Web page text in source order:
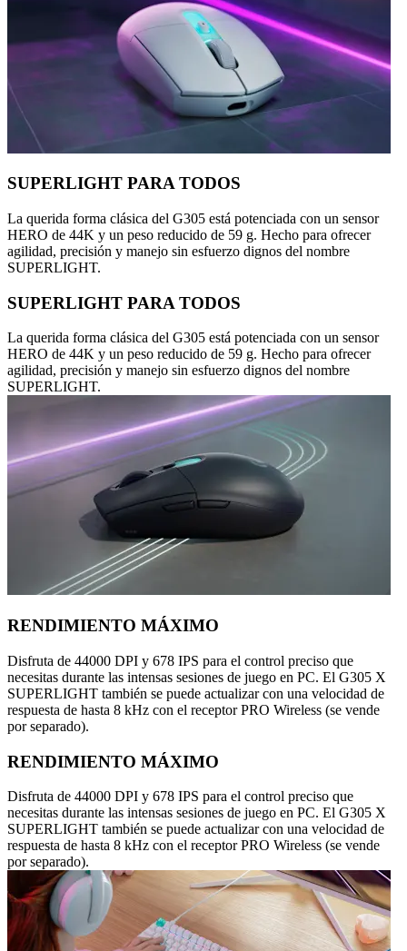
SUPERLIGHT PARA TODOS
La querida forma clásica del G305 está potenciada con un sensor
HERO de 44K y un peso reducido de 59 g. Hecho para ofrecer
agilidad, precisión y manejo sin esfuerzo dignos del nombre
SUPERLIGHT.
SUPERLIGHT PARA TODOS
La querida forma clásica del G305 está potenciada con un sensor
HERO de 44K y un peso reducido de 59 g. Hecho para ofrecer
agilidad, precisión y manejo sin esfuerzo dignos del nombre
SUPERLIGHT.
RENDIMIENTO MÁXIMO
Disfruta de 44000 DPI y 678 IPS para el control preciso que
necesitas durante las intensas sesiones de juego en PC. El G305 X
SUPERLIGHT también se puede actualizar con una velocidad de
respuesta de hasta 8 kHz con el receptor PRO Wireless (se vende
por separado).
RENDIMIENTO MÁXIMO
Disfruta de 44000 DPI y 678 IPS para el control preciso que
necesitas durante las intensas sesiones de juego en PC. El G305 X
SUPERLIGHT también se puede actualizar con una velocidad de
respuesta de hasta 8 kHz con el receptor PRO Wireless (se vende
por separado).